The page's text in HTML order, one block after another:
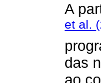
A
et al.
das
ao